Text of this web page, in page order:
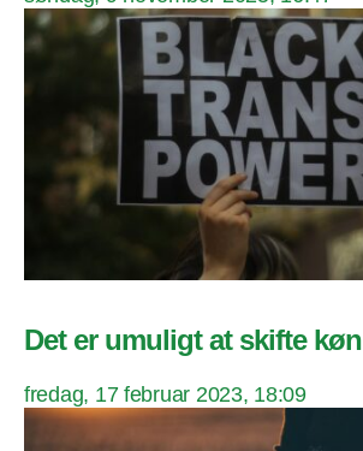
Det er umuligt at skifte køn
fredag, 17 februar 2023, 18:09